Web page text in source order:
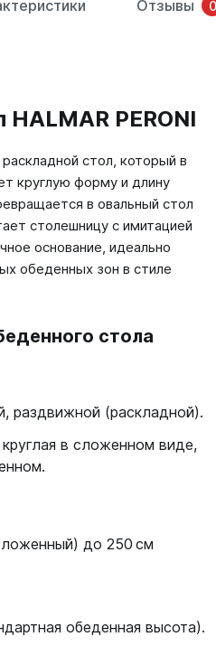
Отзывы 0
PERONI
стол, который в
круглую форму и длину
в овальный стол
столешницу с имитацией
основание, идеально
обеденных зон в стиле
стола
раздвижной (раскладной).
круглая в сложенном виде,
до 250 см
обеденная высота).